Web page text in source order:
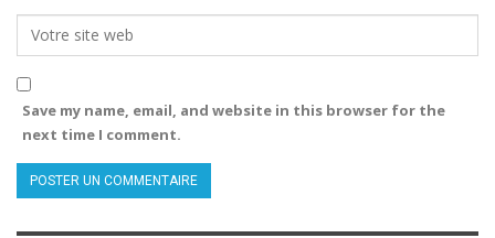
Save my name, email, and website in this browser for the
next time I comment.